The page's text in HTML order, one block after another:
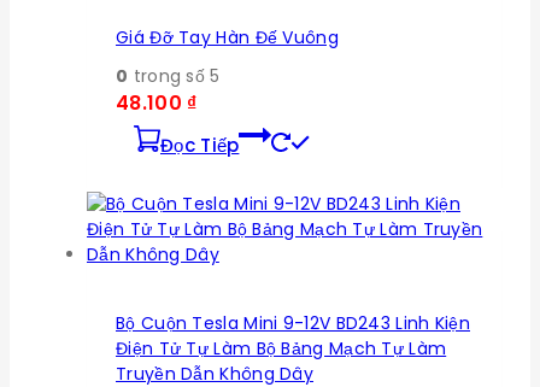
Giá Đỡ Tay Hàn Đế Vuông
0 trong số 5
48.100 ₫
Đọc Tiếp
Bộ Cuộn Tesla Mini 9-12V BD243 Linh Kiện
Điện Tử Tự Làm Bộ Bảng Mạch Tự Làm
Truyền Dẫn Không Dây